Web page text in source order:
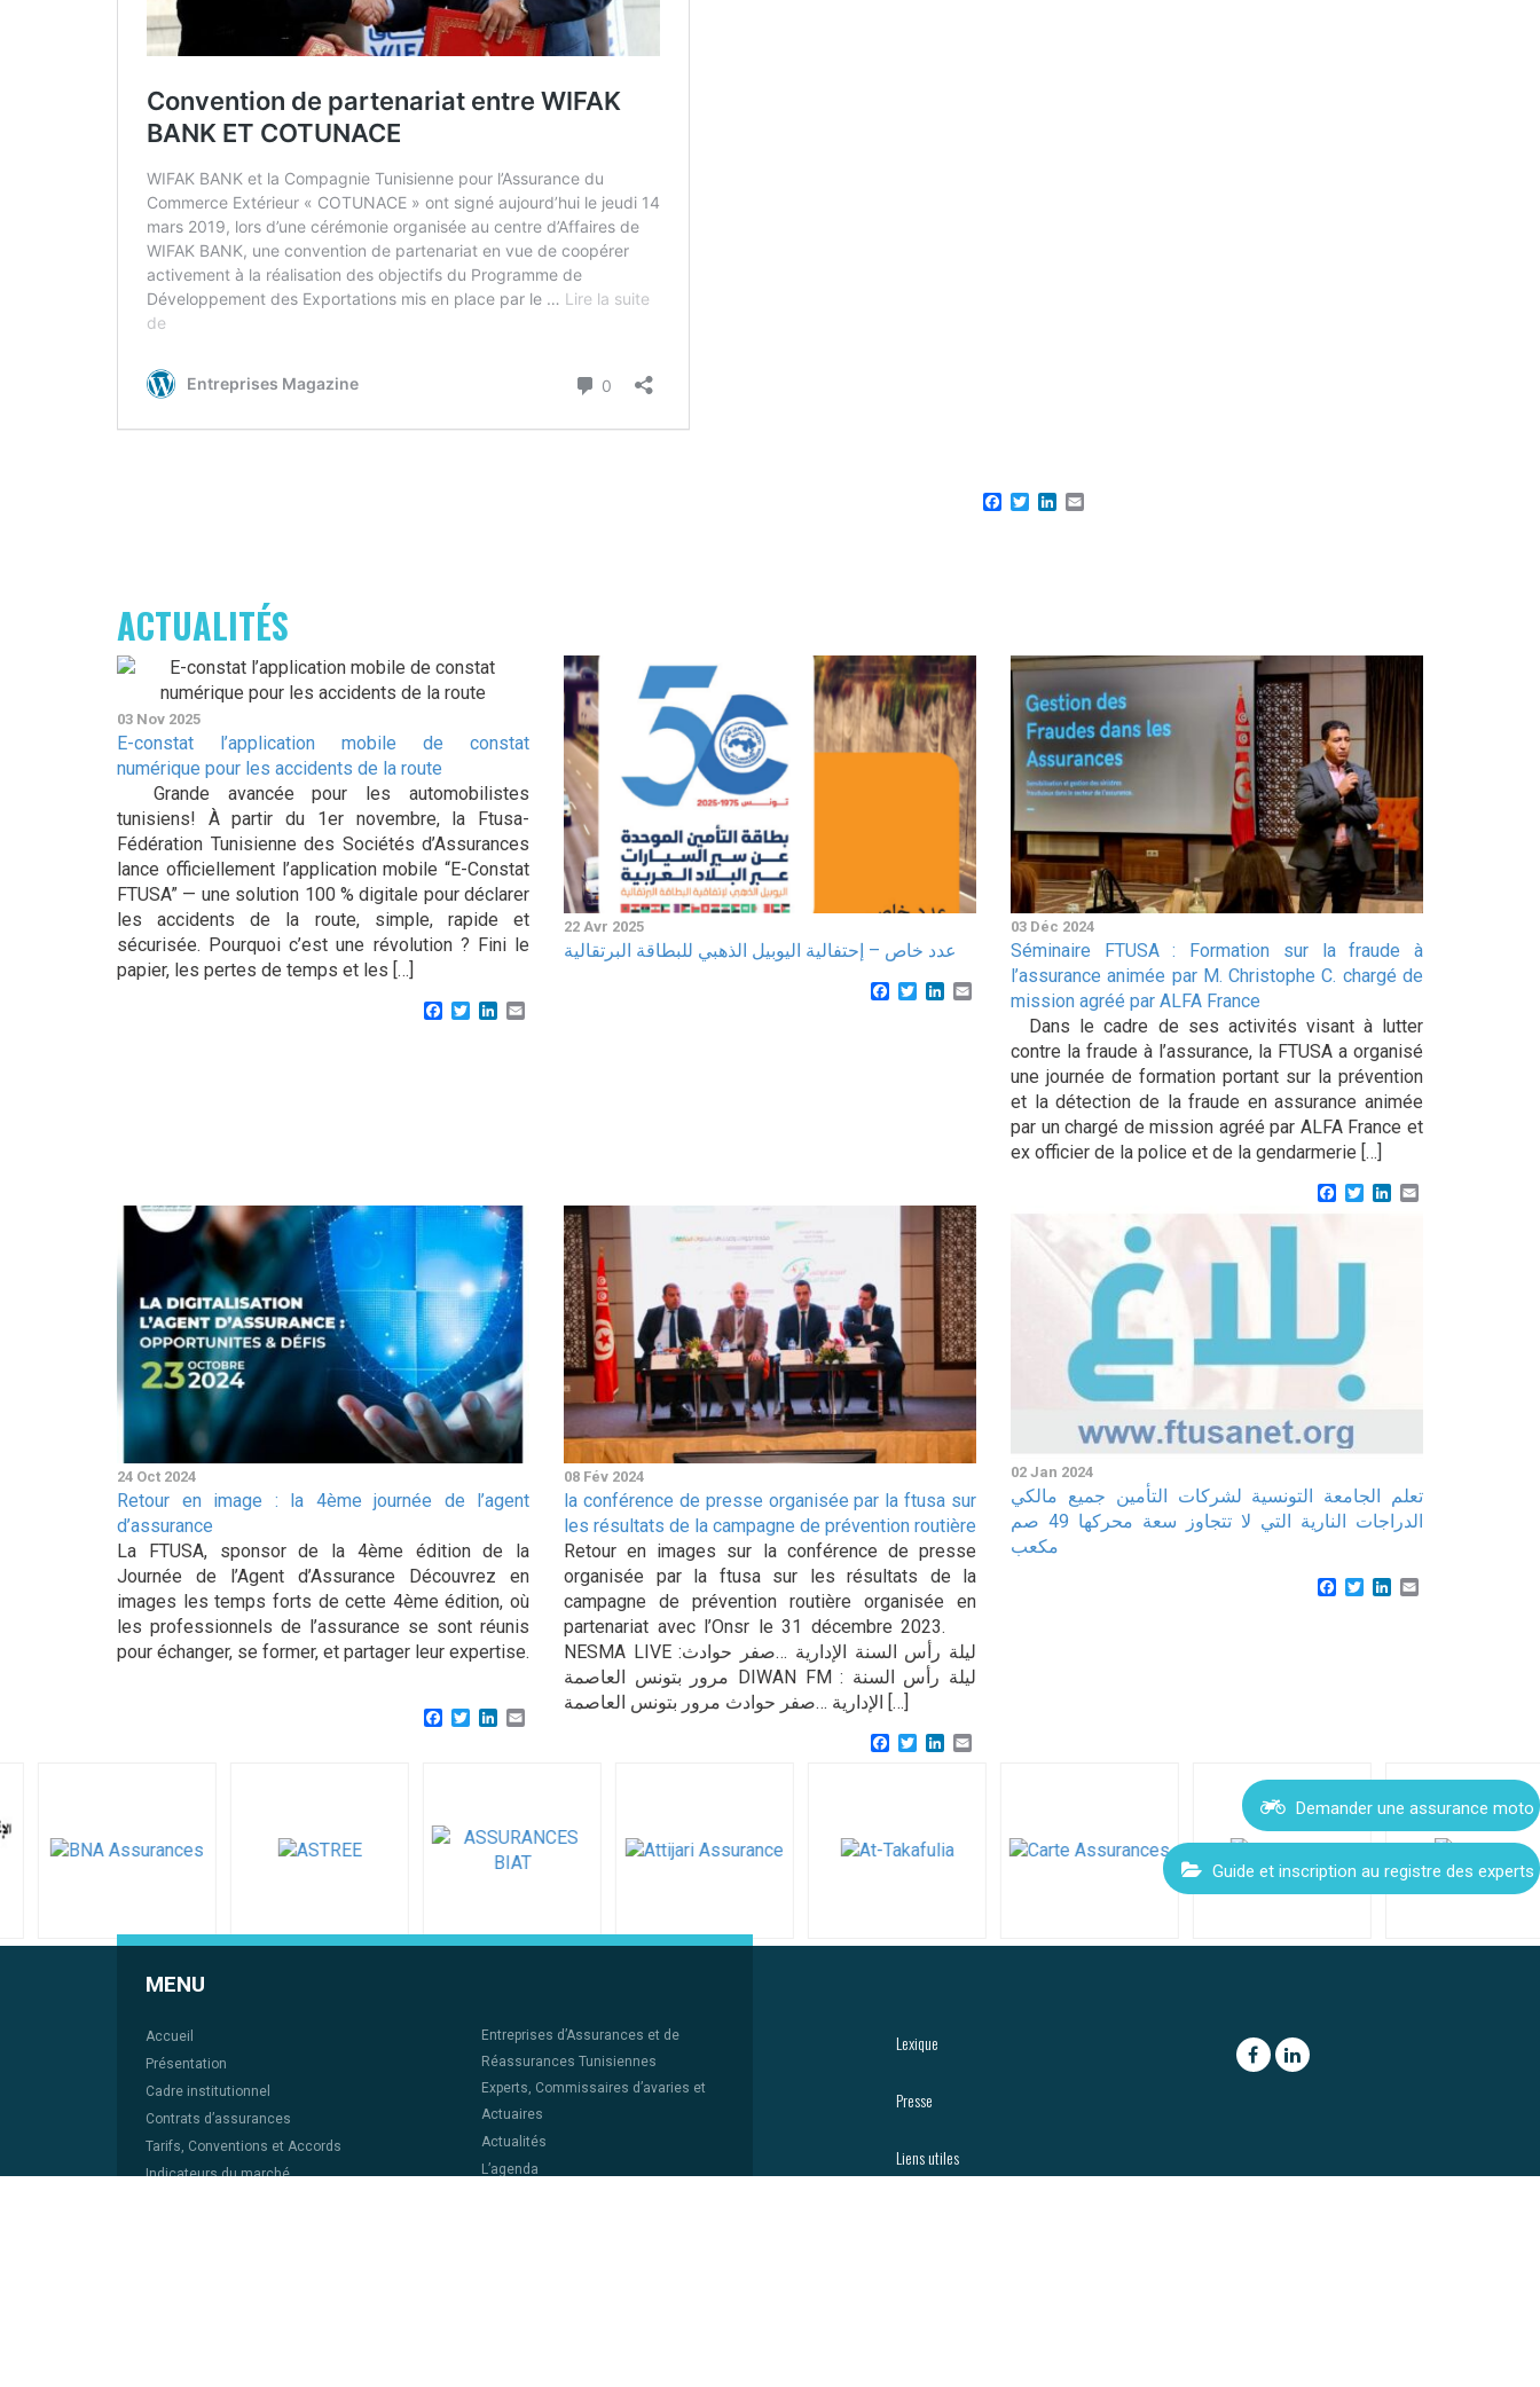
Facebook
TwitterLinkedIn
Email
ACTUALITÉS
03 Nov 2025
E-constat l’application mobile de constat
numérique pour les accidents de la route
Grande avancée pour les automobilistes
tunisiens! À partir du 1er novembre, la Ftusa-
Fédération Tunisienne des Sociétés d’Assurances
lance officiellement l’application mobile “E-Constat
FTUSA” — une solution 100 % digitale pour déclarer
les accidents de la route, simple, rapide et
sécurisée. Pourquoi c’est une révolution ? Fini le
papier, les pertes de temps et les […]
Facebook
TwitterLinkedIn
22 Avr 2025
عدد خاص – إحتفالية اليوبيل الذهبي للبطاقة البرتقالية
Facebook
TwitterLinkedIn
03 Déc 2024
Séminaire FTUSA : Formation sur la fraude à
l’assurance animée par M. Christophe C. chargé de
mission agréé par ALFA France
Dans le cadre de ses activités visant à lutter
contre la fraude à l’assurance, la FTUSA a organisé
une journée de formation portant sur la prévention
et la détection de la fraude en assurance animée
par un chargé de mission agréé par ALFA France et
ex officier de la police et de la gendarmerie […]
Facebook
TwitterLinkedIn
24 Oct 2024
Retour en image : la 4ème journée de l’agent
d’assurance
La FTUSA, sponsor de la 4ème édition de la
Journée de l’Agent d’Assurance Découvrez en
images les temps forts de cette 4ème édition, où
les professionnels de l’assurance se sont réunis
pour échanger, se former, et partager leur expertise.
Facebook
TwitterLinkedIn
08 Fév 2024
la conférence de presse organisée par la ftusa sur
les résultats de la campagne de prévention routière
Retour en images sur la conférence de presse
organisée par la ftusa sur les résultats de la
campagne de prévention routière organisée en
partenariat avec l’Onsr le 31 décembre 2023.
NESMA LIVE :ليلة رأس السنة الإدارية …صفر حوادث
مرور بتونس العاصمة DIWAN FM : ليلة رأس السنة
الإدارية …صفر حوادث مرور بتونس العاصمة […]
Facebook
TwitterLinkedIn
02 Jan 2024
تعلم الجامعة التونسية لشركات التأمين جميع مالكي
الدراجات النارية التي لا تتجاوز سعة محركها 49 صم
مكعب
Facebook
TwitterLinkedIn
MENU
Accueil
Présentation
Cadre institutionnel
Contrats d’assurances
Tarifs, Conventions et Accords
Indicateurs du marché
Entreprises d’Assurances et de
Réassurances Tunisiennes
Experts, Commissaires d’avaries et
Actuaires
Actualités
L’agenda
Lexique
Presse
Liens utiles
Demander une assurance moto
Guide et inscription au registre des experts